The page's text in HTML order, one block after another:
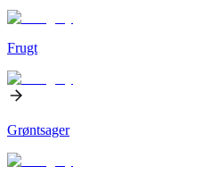
Frugt
Grøntsager